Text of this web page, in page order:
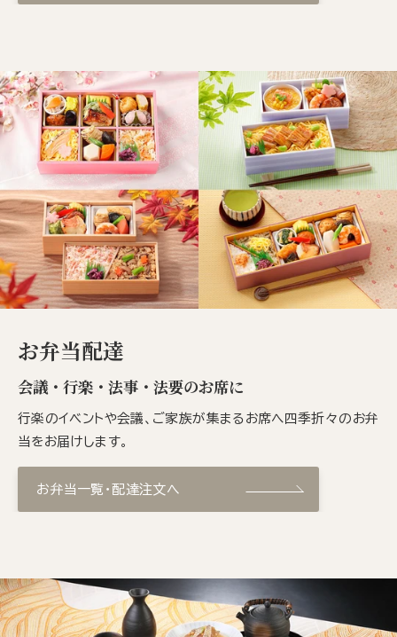
お弁当配達
会議・行楽・法事・法要のお席に
行楽のイベントや会議、ご家族が集まるお席へ四季折々のお弁
当をお届けします。
お弁当一覧・配達注文へ